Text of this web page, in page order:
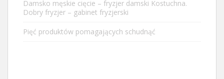
Damsko męskie cięcie – fryzjer damski Kostuchna.
Dobry fryzjer – gabinet fryzjerski
Pięć produktów pomagających schudnąć